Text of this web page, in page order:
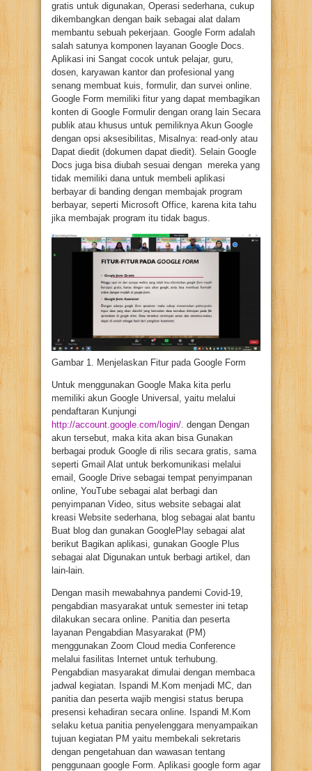
gratis untuk digunakan, Operasi sederhana, cukup
dikembangkan dengan baik sebagai alat dalam
membantu sebuah pekerjaan. Google Form adalah
salah satunya komponen layanan Google Docs.
Aplikasi ini Sangat cocok untuk pelajar, guru,
dosen, karyawan kantor dan profesional yang
senang membuat kuis, formulir, dan survei online.
Google Form memiliki fitur yang dapat membagikan
konten di Google Formulir dengan orang lain Secara
publik atau khusus untuk pemiliknya Akun Google
dengan opsi aksesibilitas, Misalnya: read-only atau
Dapat diedit (dokumen dapat diedit). Selain Google
Docs juga bisa diubah sesuai dengan mereka yang
tidak memiliki dana untuk membeli aplikasi
berbayar di banding dengan membajak program
berbayar, seperti Microsoft Office, karena kita tahu
jika membajak program itu tidak bagus.
Gambar 1. Menjelaskan Fitur pada Google Form
Untuk menggunakan Google Maka kita perlu
memiliki akun Google Universal, yaitu melalui
pendaftaran Kunjungi
http://account.google.com/login/ . dengan Dengan
akun tersebut, maka kita akan bisa Gunakan
berbagai produk Google di rilis secara gratis, sama
seperti Gmail Alat untuk berkomunikasi melalui
email, Google Drive sebagai tempat penyimpanan
online, YouTube sebagai alat berbagi dan
penyimpanan Video, situs website sebagai alat
kreasi Website sederhana, blog sebagai alat bantu
Buat blog dan gunakan GooglePlay sebagai alat
berikut Bagikan aplikasi, gunakan Google Plus
sebagai alat Digunakan untuk berbagi artikel, dan
lain-lain.
Dengan masih mewabahnya pandemi Covid-19,
pengabdian masyarakat untuk semester ini tetap
dilakukan secara online. Panitia dan peserta
layanan Pengabdian Masyarakat (PM)
menggunakan Zoom Cloud media Conference
melalui fasilitas Internet untuk terhubung.
Pengabdian masyarakat dimulai dengan membaca
jadwal kegiatan. Ispandi M.Kom menjadi MC, dan
panitia dan peserta wajib mengisi status berupa
presensi kehadiran secara online. Ispandi M.Kom
selaku ketua panitia penyelenggara menyampaikan
tujuan kegiatan PM yaitu membekali sekretaris
dengan pengetahuan dan wawasan tentang
penggunaan google Form. Aplikasi google form agar